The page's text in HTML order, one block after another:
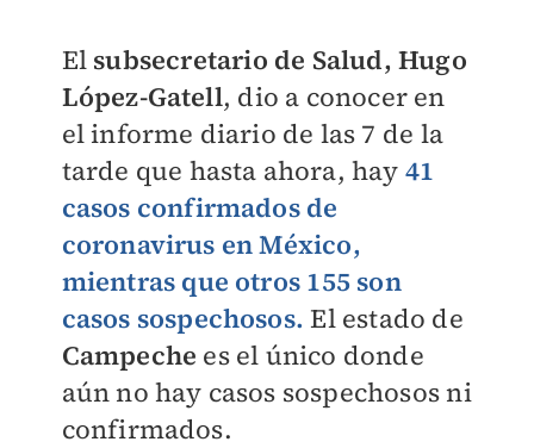
El subsecretario de Salud, Hugo
López-Gatell, dio a conocer en
el informe diario de las 7 de la
tarde que hasta ahora, hay 41
casos confirmados de
coronavirus en México,
mientras que otros 155 son
casos sospechosos. El estado de
Campeche es el único donde
aún no hay casos sospechosos ni
confirmados.